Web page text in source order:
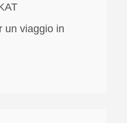
un viaggio in